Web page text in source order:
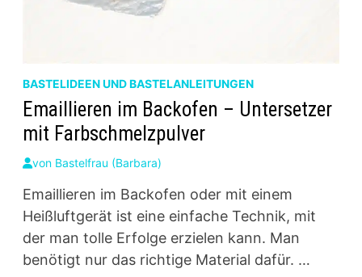
BASTELIDEEN UND BASTELANLEITUNGEN
Emaillieren im Backofen – Untersetzer
mit Farbschmelzpulver
von Bastelfrau (Barbara)
Emaillieren im Backofen oder mit einem
Heißluftgerät ist eine einfache Technik, mit
der man tolle Erfolge erzielen kann. Man
benötigt nur das richtige Material dafür. …